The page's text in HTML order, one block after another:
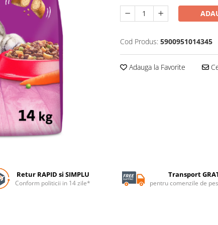
Cod Produs: 5900951014345
Adauga la Favorite
Retur RAPID si SIMPLU
Conform politicii in 14 zile*
Transport
pentru comenzile de